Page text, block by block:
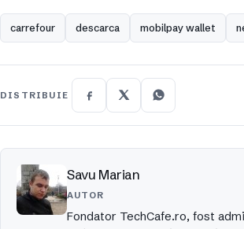
carrefour descarca mobilpay wallet
DISTRIBUIE
Savu Marian
AUTOR
Fondator TechCafe.ro, fost